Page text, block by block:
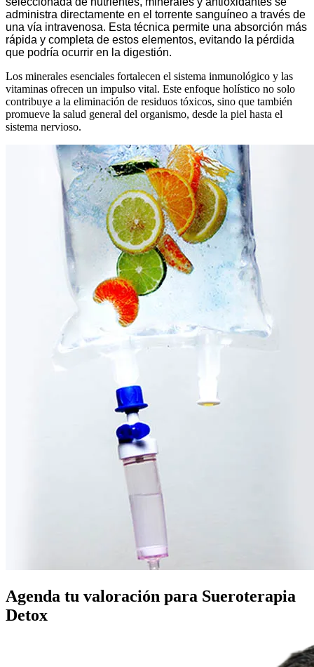
administra directamente en el torrente sanguíneo a través de
una vía intravenosa. Esta técnica permite una absorción más
rápida y completa de estos elementos, evitando la pérdida
que podría ocurrir en la digestión.
Los minerales esenciales fortalecen el sistema inmunológico y las
vitaminas ofrecen un impulso vital. Este enfoque holístico no solo
contribuye a la eliminación de residuos tóxicos, sino que también
promueve la salud general del organismo, desde la piel hasta el
sistema nervioso.
Agenda tu valoración para Sueroterapia
Detox